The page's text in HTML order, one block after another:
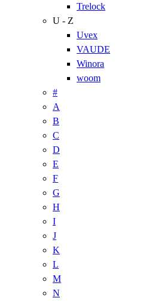
Trelock
U - Z
Uvex
VAUDE
Winora
woom
#
A
B
C
D
E
F
G
H
I
J
K
L
M
N